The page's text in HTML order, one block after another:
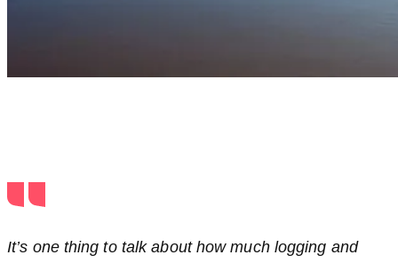
It’s one thing to talk about how much logging and